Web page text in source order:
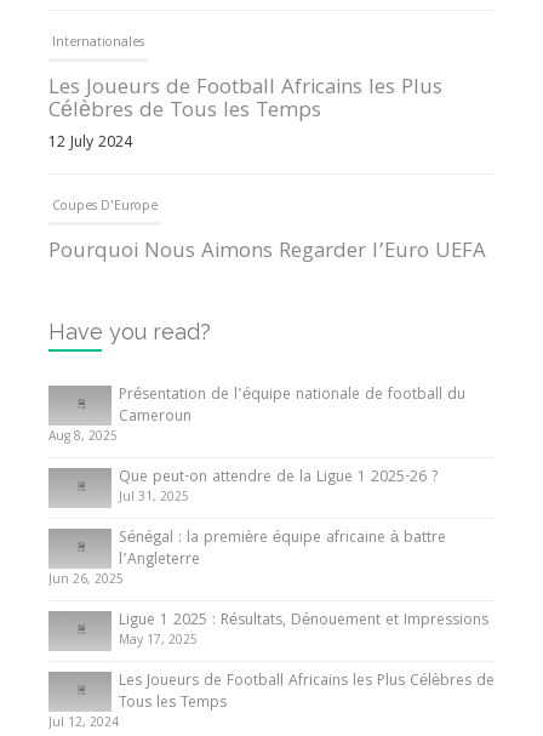
Internationales
Les Joueurs de Football Africains les Plus
Célèbres de Tous les Temps
12 July 2024
Coupes D'Europe
Pourquoi Nous Aimons Regarder l’Euro UEFA
Internationales
Tout ce que vous devez savoir sur la Coupe
d’Afrique des Nations
10 May 2024
Internationales
Présentation de l’équipe nationale de football
du Cameroun
8 August 2025
Have you read?
Présentation de l’équipe nationale de football du
Cameroun
Aug 8, 2025
Que peut-on attendre de la Ligue 1 2025-26 ?
Jul 31, 2025
Sénégal : la première équipe africaine à battre
l’Angleterre
Jun 26, 2025
Ligue 1 2025 : Résultats, Dénouement et Impressions
May 17, 2025
Les Joueurs de Football Africains les Plus Célèbres de
Tous les Temps
Jul 12, 2024